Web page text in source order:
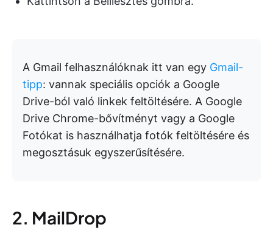
A Gmail felhasználóknak itt van egy Gmail-
tipp: vannak speciális opciók a Google
Drive-ból való linkek feltöltésére. A Google
Drive Chrome-bővítményt vagy a Google
Fotókat is használhatja fotók feltöltésére és
megosztásuk egyszerűsítésére.
2. MailDrop